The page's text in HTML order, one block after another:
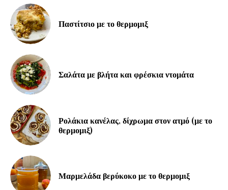
Παστίτσιο με το θερμομιξ
Σαλάτα με βλήτα και φρέσκια ντομάτα
Ρολάκια κανέλας, δίχρωμα στον ατμό (με το
θερμομιξ)
Μαρμελάδα βερύκοκο με το θερμομιξ